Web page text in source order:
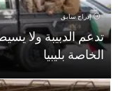
إدراج سابق
تدعم الدبيبة ولا
الخاصة بليبيا